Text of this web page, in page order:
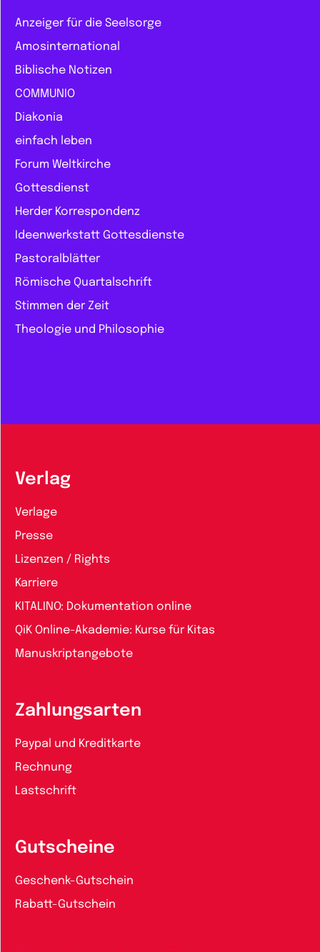
Anzeiger für die Seelsorge
Amosinternational
Biblische Notizen
COMMUNIO
Diakonia
einfach leben
Forum Weltkirche
Gottesdienst
Herder Korrespondenz
Ideenwerkstatt Gottesdienste
Pastoralblätter
Römische Quartalschrift
Stimmen der Zeit
Theologie und Philosophie
Verlag
Verlage
Presse
Lizenzen / Rights
Karriere
KITALINO: Dokumentation online
QiK Online-Akademie: Kurse für Kitas
Manuskriptangebote
Zahlungsarten
Paypal und Kreditkarte
Rechnung
Lastschrift
Gutscheine
Geschenk-Gutschein
Rabatt-Gutschein